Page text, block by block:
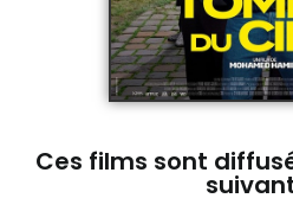
Ces films sont